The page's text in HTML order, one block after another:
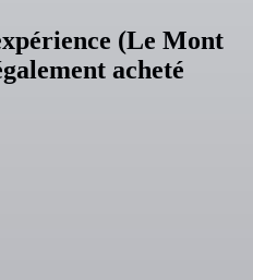
(Le Mont
acheté